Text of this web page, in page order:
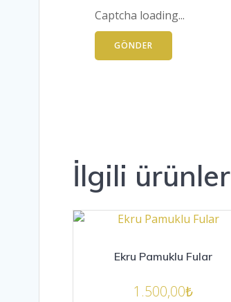
Captcha loading...
İlgili ürünler
Ekru Pamuklu Fular
1.500,00₺